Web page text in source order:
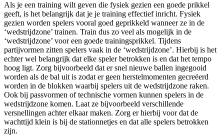
Als je een training wilt geven die fysiek gezien een goede prikkel
geeft, is het belangrijk dat je je training effectief inricht. Fysiek
gezien worden spelers vooral goed geprikkeld wanneer ze in de
‘wedstrijdzone’ trainen. Train dus zo veel als mogelijk in de
‘wedstrijdzone’ voor een goede trainingsprikkel. Tijdens
partijvormen zitten spelers vaak in de ‘wedstrijdzone’. Hierbij is het
echter wel belangrijk dat elke speler betrokken is en dat het tempo
hoog ligt. Zorg bijvoorbeeld dat er snel nieuwe ballen ingegooid
worden als de bal uit is zodat er geen herstelmomenten gecreëerd
worden in de blokken waarbij spelers uit de wedstrijdzone raken.
Ook bij passvormen of technische vormen kunnen spelers in de
wedstrijdzone komen. Laat ze bijvoorbeeld verschillende
versnellingen achter elkaar maken. Zorg er hierbij voor dat de
wachttijd klein is bij de stationnetjes en dat alle spelers betrokken
zijn.